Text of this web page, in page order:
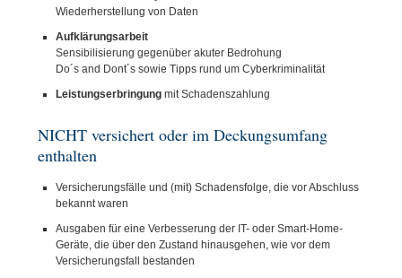
Wiederherstellung von Daten
Aufklärungsarbeit
Sensibilisierung gegenüber akuter Bedrohung
Do´s and Dont´s sowie Tipps rund um Cyberkriminalität
Leistungserbringung mit Schadenszahlung
NICHT versichert oder im Deckungsumfang
enthalten
Versicherungsfälle und (mit) Schadensfolge, die vor Abschluss
bekannt waren
Ausgaben für eine Verbesserung der IT- oder Smart-Home-
Geräte, die über den Zustand hinausgehen, wie vor dem
Versicherungsfall bestanden